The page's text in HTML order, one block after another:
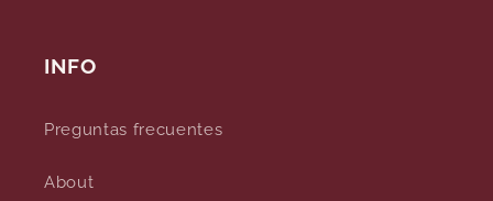
INFO
Preguntas frecuentes
About